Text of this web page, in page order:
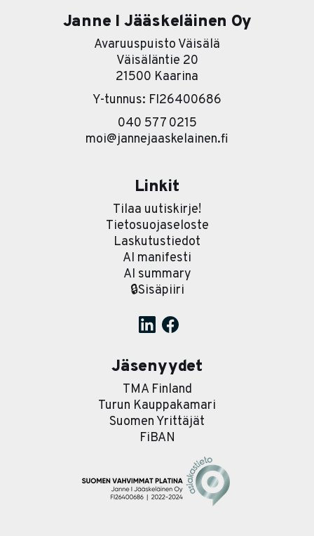
Janne I Jääskeläinen Oy
Avaruuspuisto Väisälä
Väisäläntie 20
21500 Kaarina
Y-tunnus: FI26400686
040 577 0215
moi@jannejaaskelainen.fi
Linkit
Tilaa uutiskirje!
Tietosuojaseloste
Laskutustiedot
AI manifesti
AI summary
🔒Sisäpiiri
Jäsenyydet
TMA Finland
Turun Kauppakamari
Suomen Yrittäjät
FiBAN